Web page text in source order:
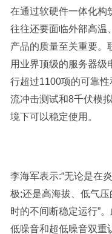
在通过软硬件一体化构
往往还要面临外部高温
产品的质量至关重要。
用业界顶级的服务器级
行超过1100项的可靠
流冲击测试和8千伏模
境下可以稳定使用。
李海军表示:“无论是在
极;还是高海拔、低气
时的不间断稳定运行”
低噪音和超低噪音双重